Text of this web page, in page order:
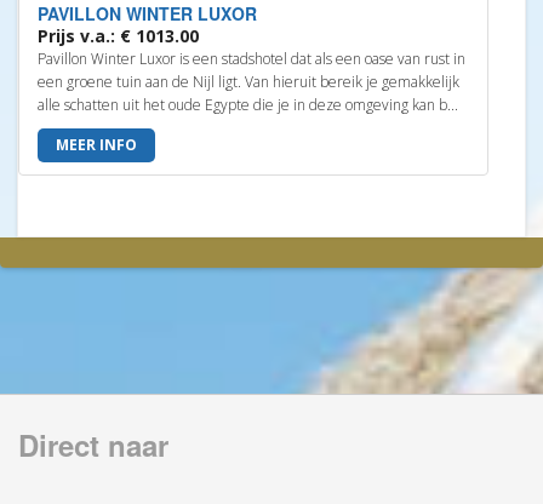
PAVILLON WINTER LUXOR
Prijs v.a.: € 1013.00
Pavillon Winter Luxor is een stadshotel dat als een oase van rust in
een groene tuin aan de Nijl ligt. Van hieruit bereik je gemakkelijk
alle schatten uit het oude Egypte die je in deze omgeving kan b...
MEER INFO
Direct naar